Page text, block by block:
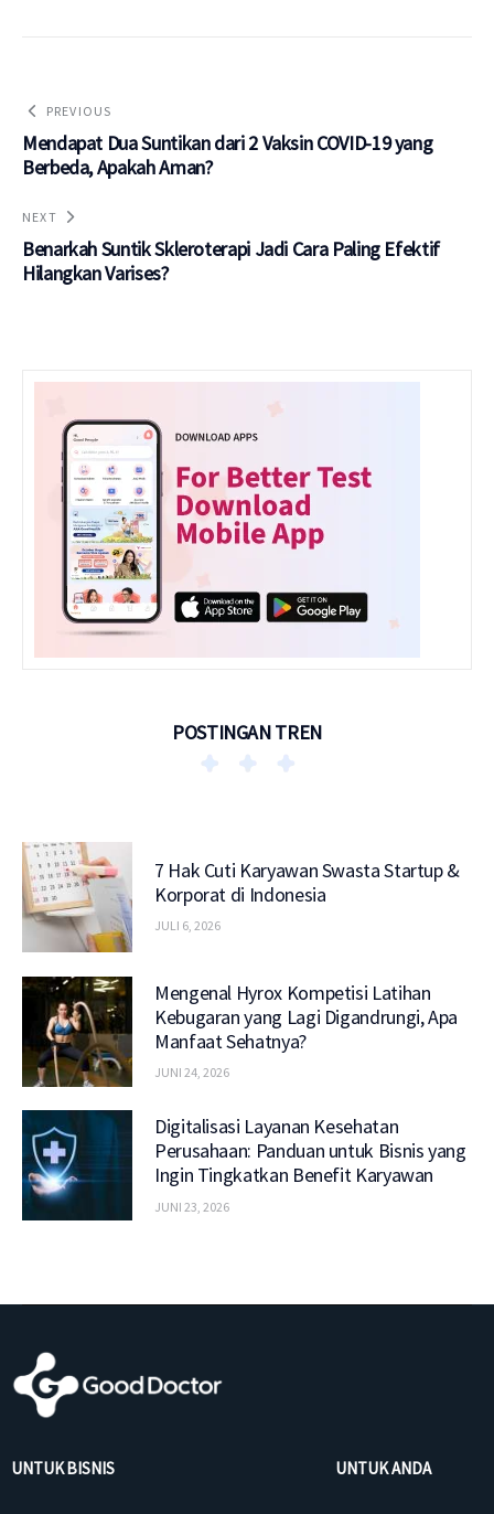
PREVIOUS
Mendapat Dua Suntikan dari 2 Vaksin COVID-19 yang
Berbeda, Apakah Aman?
NEXT
Benarkah Suntik Skleroterapi Jadi Cara Paling Efektif
Hilangkan Varises?
POSTINGAN TREN
7 Hak Cuti Karyawan Swasta Startup &
Korporat di Indonesia
JULI 6, 2026
Mengenal Hyrox Kompetisi Latihan
Kebugaran yang Lagi Digandrungi, Apa
Manfaat Sehatnya?
JUNI 24, 2026
Digitalisasi Layanan Kesehatan
Perusahaan: Panduan untuk Bisnis yang
Ingin Tingkatkan Benefit Karyawan
JUNI 23, 2026
UNTUK BISNIS UNTUK ANDA